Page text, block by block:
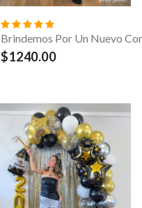
Brindemos Por Un Nuevo
$1240.00